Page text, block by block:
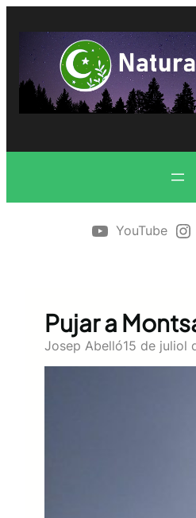
contingut
YouTube
Pujar a
Josep Abelló15 de juliol